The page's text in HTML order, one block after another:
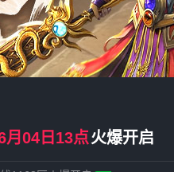
月04日13点火爆开启